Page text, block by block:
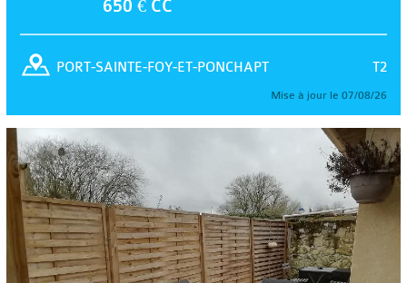
650 € CC
T2
PORT-SAINTE-FOY-ET-PONCHAPT
Mise à jour le 07/08/26